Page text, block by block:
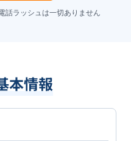
話ラッシュは一切ありません
本情報